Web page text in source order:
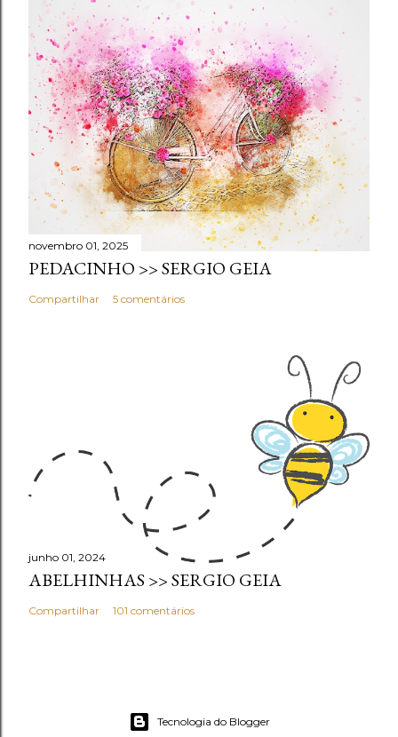
novembro 01, 2025
PEDACINHO >> SERGIO GEIA
Compartilhar 5 comentários
junho 01, 2024
ABELHINHAS >> SERGIO GEIA
Compartilhar 101 comentários
Tecnologia do Blogger